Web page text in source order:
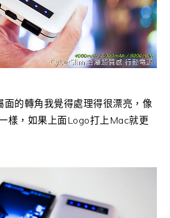
面的轉角我覺得處理得很漂亮，像
樣，如果上面Logo打上Mac就更